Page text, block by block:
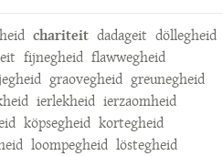
chariteit dadageit döllegheid
fijnegheid flawwegheid
graovegheid greunegheid
ierlekheid ierzaomheid
köpsegheid kortegheid
loompegheid löstegheid